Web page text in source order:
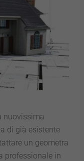
nuovissima
di già esistente
un geometra
professionale in